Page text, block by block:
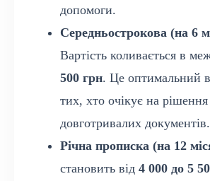
допомоги.
Середньострокова (на 6
Вартість коливається в
500 грн. Це оптимальний
тих, хто очікує на
довготривалих документів.
Річна прописка (на 12
становить від 4 000 до 5